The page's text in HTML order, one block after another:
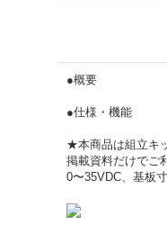
●概要
●仕様・機能
★本商品は組立キ
掲載資料だけでご
0〜35VDC、基板